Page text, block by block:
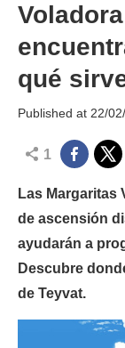
qué
Published at 22/
1
Las Margaritas
de ascensión
ayudarán a
Descubre
de Teyvat.